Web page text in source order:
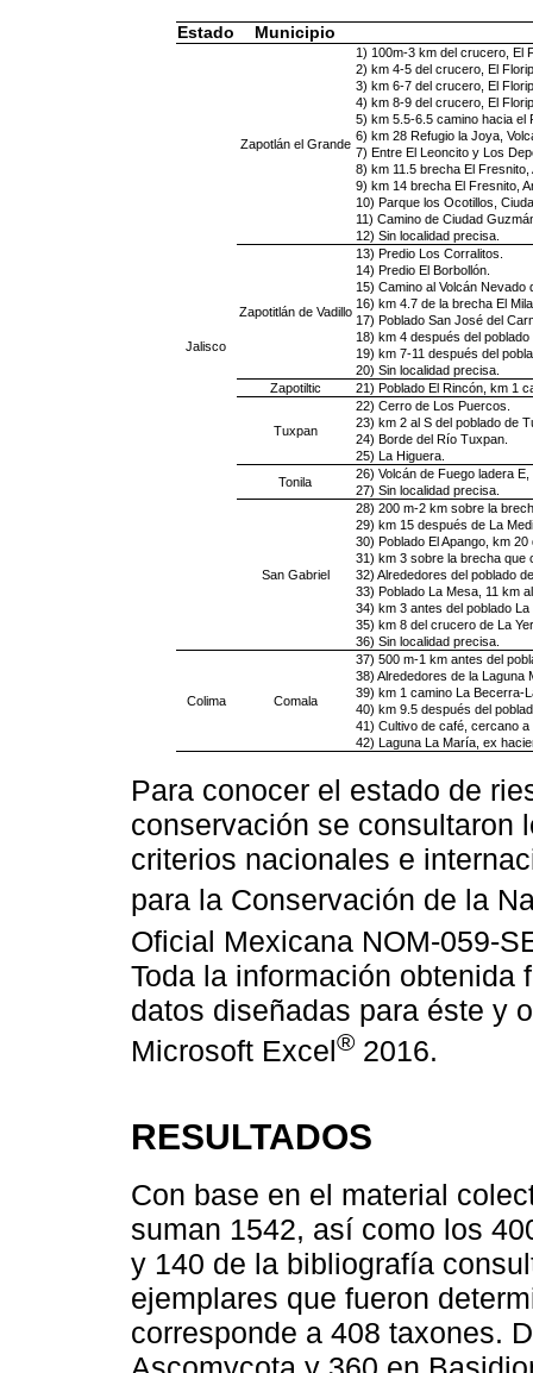
Estado Municipio
Jalisco
Zapotlán el Grande
1) 100m-3 km del crucero, El
2) km 4-5 del crucero, El
3) km 6-7 del crucero, El
4) km 8-9 del crucero, El
5) km 5.5-6.5 camino hacia el
6) km 28 Refugio la Joya,
7) Entre El Leoncito y Los
8) km 11.5 brecha El
9) km 14 brecha El Fresnito,
10) Parque los Ocotillos,
11) Camino de Ciudad
12) Sin localidad precisa.
Zapotitlán de Vadillo
13) Predio Los Corralitos.
14) Predio El Borbollón.
15) Camino al Volcán Nevado
16) km 4.7 de la brecha El
17) Poblado San José del
18) km 4 después del
19) km 7-11 después del
20) Sin localidad precisa.
Zapotiltic
21) Poblado El Rincón, km 1
Tuxpan
22) Cerro de Los Puercos.
23) km 2 al S del poblado de
24) Borde del Río Tuxpan.
25) La Higuera.
Tonila
26) Volcán de Fuego ladera
27) Sin localidad precisa.
San Gabriel
28) 200 m-2 km sobre la
29) km 15 después de La
30) Poblado El Apango, km
31) km 3 sobre la brecha que
32) Alrededores del poblado
33) Poblado La Mesa, 11 km
34) km 3 antes del poblado
35) km 8 del crucero de La
36) Sin localidad precisa.
Colima Comala
37) 500 m-1 km antes del
38) Alrededores de la Laguna
39) km 1 camino La Becerra-
40) km 9.5 después del
41) Cultivo de café, cercano
42) Laguna La María, ex
Para conocer el estado de
conservación se consultaron
criterios nacionales e
para la Conservación de la
Oficial Mexicana NOM-059-
Toda la información obtenida
datos diseñadas para éste y
Microsoft Excel® 2016.
RESULTADOS
Con base en el material
suman 1542, así como los
y 140 de la bibliografía
ejemplares que fueron
corresponde a 408 taxones.